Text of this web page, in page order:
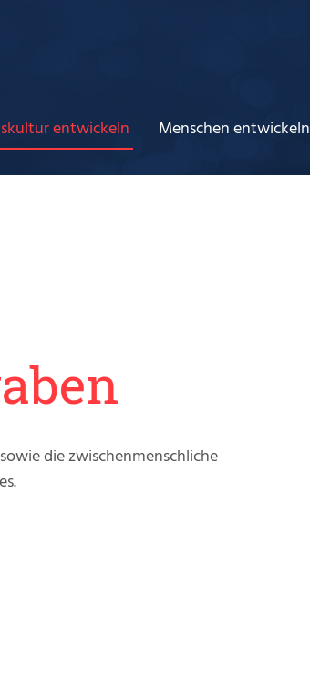
entwickeln Menschen entwickeln
die zwischenmenschliche